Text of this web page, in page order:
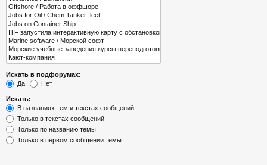
Искать в подфорумах:
Да
Нет
Искать:
В названиях тем и текстах сообщений
Только в текстах сообщений
Только по названию темы
Только в первом сообщении темы